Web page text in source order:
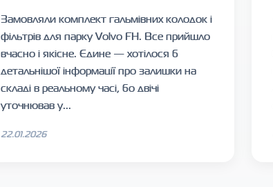
Замовляли комплект гальмівних колодок і
фільтрів для парку Volvo FH. Все прийшло
вчасно і якісне. Єдине — хотілося б
детальнішої інформації про залишки на
складі в реальному часі, бо двічі
уточнював у...
22.01.2026